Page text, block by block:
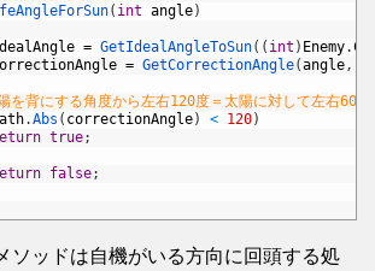
( int angle)
= GetIdealAngleToSun( ( int ) Enemy.
= GetCorrectionAngle(angle,
背にする角度から左右120度＝太陽に対して左右60度
.Abs ( correctionAngle) < 120)
true;
false;
ソッドは自機がいる方向に回頭する処